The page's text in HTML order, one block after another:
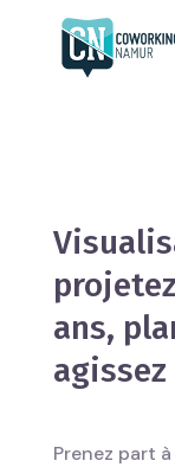
ans,
agissez
Prenez part